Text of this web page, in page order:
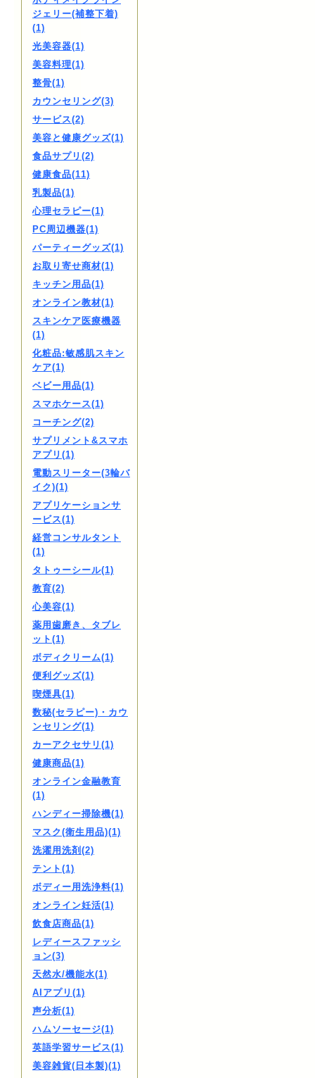
ジェリー(補整下着)
(1)
光美容器(1)
美容料理(1)
整骨(1)
カウンセリング(3)
サービス(2)
美容と健康グッズ(1)
食品サプリ(2)
健康食品(11)
乳製品(1)
心理セラピー(1)
PC周辺機器(1)
パーティーグッズ(1)
お取り寄せ商材(1)
キッチン用品(1)
オンライン教材(1)
スキンケア医療機器
(1)
化粧品:敏感肌スキン
ケア(1)
ベビー用品(1)
スマホケース(1)
コーチング(2)
サプリメント&スマホ
アプリ(1)
電動スリーター(3輪バ
イク)(1)
アプリケーションサ
ービス(1)
経営コンサルタント
(1)
タトゥーシール(1)
教育(2)
心美容(1)
薬用歯磨き、タブレ
ット(1)
ボディクリーム(1)
便利グッズ(1)
喫煙具(1)
数秘(セラピー)・カウ
ンセリング(1)
カーアクセサリ(1)
健康商品(1)
オンライン金融教育
(1)
ハンディー掃除機(1)
マスク(衛生用品)(1)
洗濯用洗剤(2)
テント(1)
ボディー用洗浄料(1)
オンライン妊活(1)
飲食店商品(1)
レディースファッシ
ョン(3)
天然水/機能水(1)
AIアプリ(1)
声分析(1)
ハムソーセージ(1)
英語学習サービス(1)
美容雑貨(日本製)(1)